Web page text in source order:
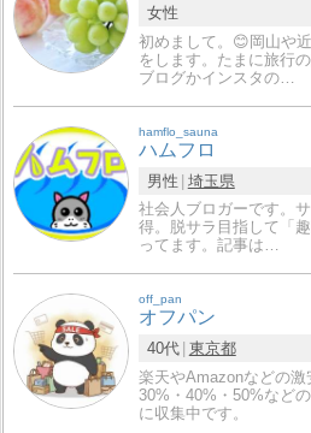
女性
初めまして。😊岡山や
をします。たまに旅行
ブログかインスタの…
hamflo_sauna
ハムフロ
男性 埼玉県
社会人ブロガーです。
得。脱サラ目指して「
ってます。記事は…
off_pan
オフパン
40代 東京都
楽天やAmazonなどの激
30%・40%・50%など
に収集中です。